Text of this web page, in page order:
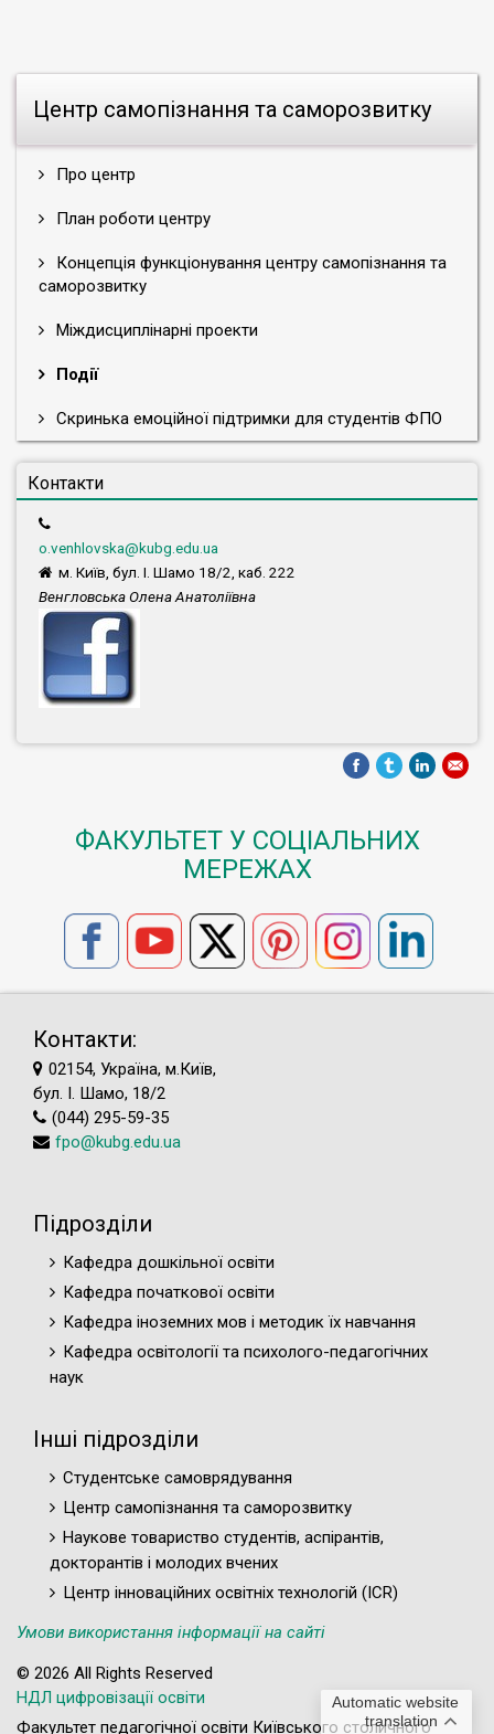
Центр самопізнання та саморозвитку
Про центр
План роботи центру
Концепція функціонування центру самопізнання та
саморозвитку
Міждисциплінарні проекти
Події
Скринька емоційної підтримки для студентів ФПО
Контакти
o.venhlovska@kubg.edu.ua
м. Київ, бул. І. Шамо 18/2, каб. 222
Венгловська Олена Анатоліївна
Automatic website
translation
ФАКУЛЬТЕТ У СОЦІАЛЬНИХ
МЕРЕЖАХ
Контакти:
02154, Україна, м.Київ,
бул. І. Шамо, 18/2
(044) 295-59-35
fpo@kubg.edu.ua
Підрозділи
Кафедра дошкільної освіти
Кафедра початкової освіти
Кафедра іноземних мов і методик їх навчання
Кафедра освітології та психолого-педагогічних
наук
Інші підрозділи
Студентське самоврядування
Центр самопізнання та саморозвитку
Наукове товариство студентів, аспірантів,
докторантів і молодих вчених
Центр інноваційних освітніх технологій (ICR)
Умови використання інформації на сайті
© 2026 All Rights Reserved
НДЛ цифровізації освіти
Факультет педагогічної освіти Київського столичного